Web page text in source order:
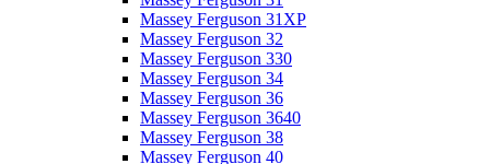
Massey Ferguson 31XP
Massey Ferguson 32
Massey Ferguson 330
Massey Ferguson 34
Massey Ferguson 36
Massey Ferguson 3640
Massey Ferguson 38
Massey Ferguson 40